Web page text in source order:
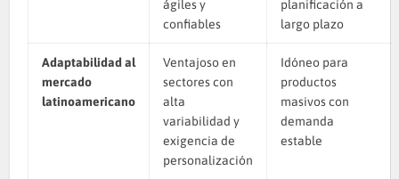
ágiles y
confiables
planificación a
largo plazo
Adaptabilidad al
mercado
latinoamericano
Ventajoso en
sectores con
alta
variabilidad y
exigencia de
personalización
Idóneo para
productos
masivos con
demanda
estable